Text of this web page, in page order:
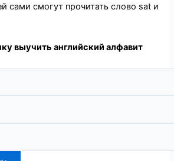
сами смогут прочитать слово sat и
выучить английский алфавит